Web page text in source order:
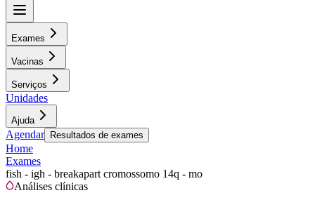
Exames
Vacinas
Serviços
Unidades
Ajuda
Agendar Resultados de exames
Home
Exames
fish - igh - breakapart cromossomo 14q - mo
Análises clínicas